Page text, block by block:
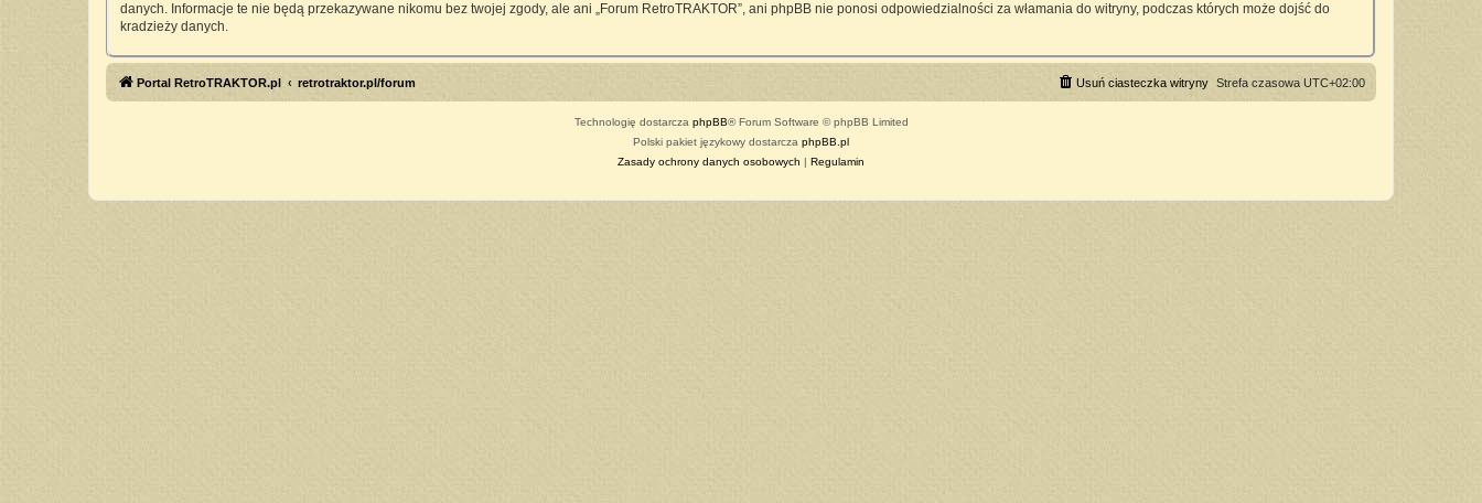
danych. Informacje te nie będą przekazywane nikomu bez twojej zgody, ale ani „Forum RetroTRAKTOR”, ani phpBB nie ponosi odpowiedzialności za włamania do witryny, podczas których może dojść do
kradzieży danych.
Portal RetroTRAKTOR.pl retrotraktor.pl/forum Strefa czasowa UTC+02:00
Usuń ciasteczka witryny
Technologię dostarcza phpBB® Forum Software © phpBB Limited
Polski pakiet językowy dostarcza phpBB.pl
Zasady ochrony danych osobowych | Regulamin